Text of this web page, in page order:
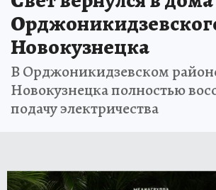
Новокузнецка
В Орджоникидзевском
Новокузнецка полностью
подачу электричества